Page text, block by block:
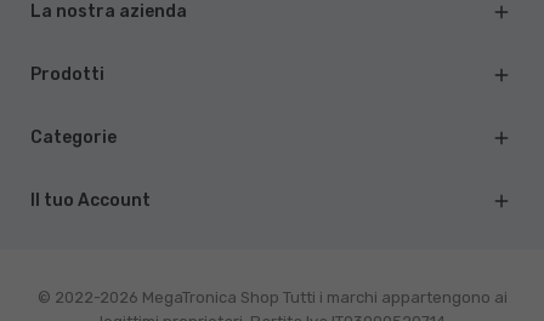
La nostra azienda 
Prodotti 
Categorie 
Il tuo Account 
© 2022-2026 MegaTronica Shop Tutti i marchi appartengono ai